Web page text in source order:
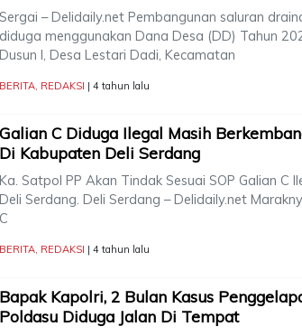
Sergai – Delidaily.net Pembangunan saluran
diduga menggunakan Dana Desa (DD) Tahun
Dusun I, Desa Lestari Dadi, Kecamatan
BERITA, REDAKSI | 4 tahun lalu
Galian C Diduga Ilegal Masih
Di Kabupaten Deli Serdang
Ka. Satpol PP Akan Tindak Sesuai SOP Galian C
Deli Serdang. Deli Serdang – Delidaily.net
C
BERITA, REDAKSI | 4 tahun lalu
Bapak Kapolri, 2 Bulan Kasus
Poldasu Diduga Jalan Di Tempat